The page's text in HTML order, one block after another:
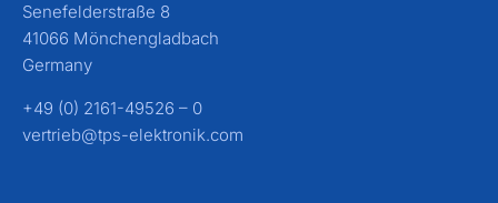
Senefelderstraße 8
41066 Mönchengladbach
Germany
+49 (0) 2161-49526 – 0
vertrieb@tps-elektronik.com